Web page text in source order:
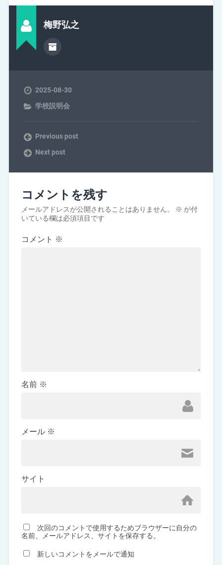
梅野弘之
2025-08-30
学校説明会
Previous post
Next post
コメントを残す
メールアドレスが公開されることはありません。 ※ が付
いている欄は必須項目です
コメント ※
名前 ※
メール ※
サイト
次回のコメントで使用するためブラウザーに自分の
名前、メールアドレス、サイトを保存する。
新しいコメントをメールで通知